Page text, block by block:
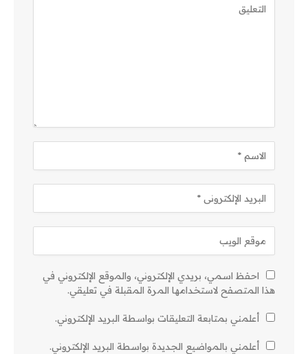
احفظ اسمي، بريدي الإلكتروني، والموقع الإلكتروني في
هذا المتصفح لاستخدامها المرة المقبلة في تعليقي.
أعلمني بمتابعة التعليقات بواسطة البريد الإلكتروني.
أعلمني بالمواضيع الجديدة بواسطة البريد الإلكتروني.